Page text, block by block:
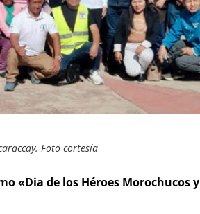
Foto cortesía
«Dia de los Héroes Morochucos y